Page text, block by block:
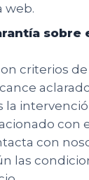
web.
sobre
criterios
la
con
con
las